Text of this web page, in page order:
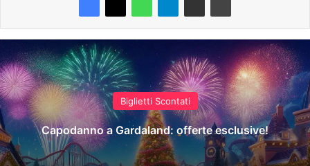
Biglietti Scontati
Capodanno a Gardaland: offerte esclusive!